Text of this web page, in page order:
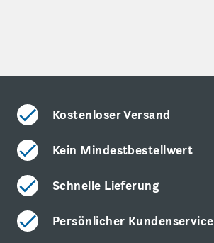
Kostenloser Versand
Kein Mindestbestellwert
Schnelle Lieferung
Persönlicher Kundenservice